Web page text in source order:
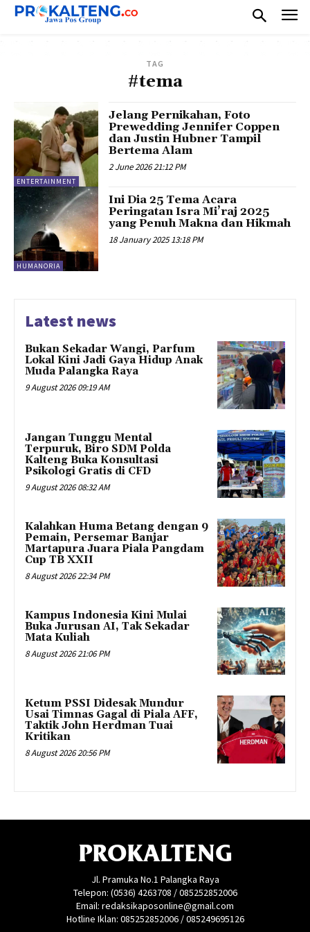
TAG
#tema
ENTERTAINMENT
Jelang Pernikahan, Foto
Prewedding Jennifer Coppen
dan Justin Hubner Tampil
Bertema Alam
2 June 2026 21:12 PM
HUMANORIA
Ini Dia 25 Tema Acara
Peringatan Isra Mi’raj 2025
yang Penuh Makna dan Hikmah
18 January 2025 13:18 PM
Latest news
Bukan Sekadar Wangi, Parfum
Lokal Kini Jadi Gaya Hidup Anak
Muda Palangka Raya
9 August 2026 09:19 AM
Jangan Tunggu Mental
Terpuruk, Biro SDM Polda
Kalteng Buka Konsultasi
Psikologi Gratis di CFD
9 August 2026 08:32 AM
Kalahkan Huma Betang dengan 9
Pemain, Persemar Banjar
Martapura Juara Piala Pangdam
Cup TB XXII
8 August 2026 22:34 PM
Kampus Indonesia Kini Mulai
Buka Jurusan AI, Tak Sekadar
Mata Kuliah
8 August 2026 21:06 PM
Ketum PSSI Didesak Mundur
Usai Timnas Gagal di Piala AFF,
Taktik John Herdman Tuai
Kritikan
8 August 2026 20:56 PM
PROKALTENG
Jl. Pramuka No.1 Palangka Raya
Telepon: (0536) 4263708 / 085252852006
Email: redaksikaposonline@gmail.com
Hotline Iklan: 085252852006 / 085249695126